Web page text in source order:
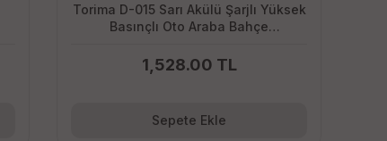
Torima D-015 Sarı Akülü Şarjlı Yüksek
Basınçlı Oto Araba Bahçe
1,528.00 TL
Sepete Ekle